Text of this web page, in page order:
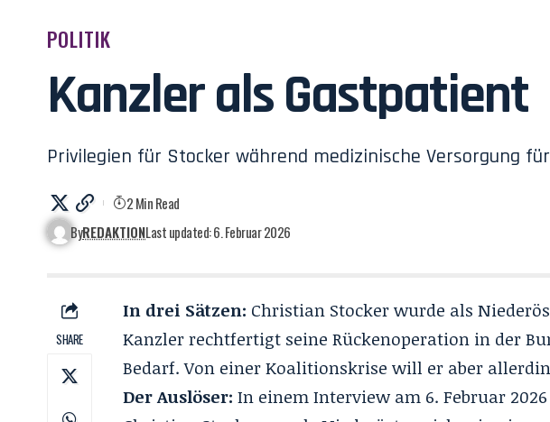
POLITIK
Kanzler als Gastpatient
Privilegien für Stocker während medizinische Versorgung
ByREDAKTIONLast updated: 6. Februar 2026
2 Min Read
SHARE
In drei Sätzen: Christian Stocker wurde als
Kanzler rechtfertigt seine Rückenoperation in der
Bedarf. Von einer Koalitionskrise will er aber
Der Auslöser: In einem Interview am 6. Februar